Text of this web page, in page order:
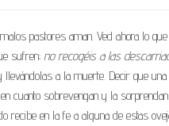
pastores aman. Ved ahora lo que
sufren; no recogéis a las
a la muerte. Decir que
cuanto sobrevengan y la
recibe en la fe a alguna de estas